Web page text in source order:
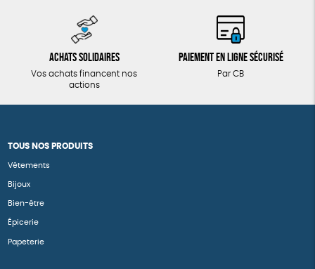
Achats solidaires
Vos achats financent nos
actions
Paiement en ligne sécurisé
Par CB
TOUS NOS PRODUITS
Vêtements
Bijoux
Bien-être
Épicerie
Papeterie